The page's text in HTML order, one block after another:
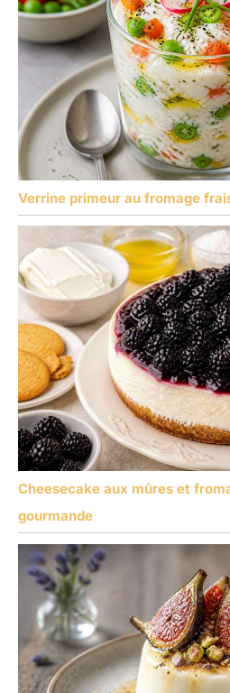
Verrine primeur au fromage
Cheesecake aux mûres et
gourmande